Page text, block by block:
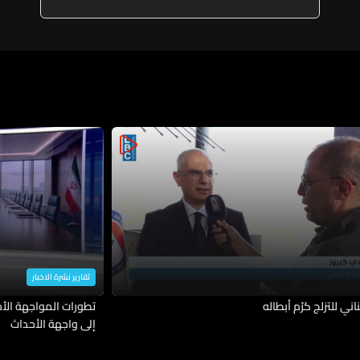
للتزلج كرّم أبطاله
تقارير نشرة الاخبار
تطورات المواجهة
إلى واجهة الأحداث